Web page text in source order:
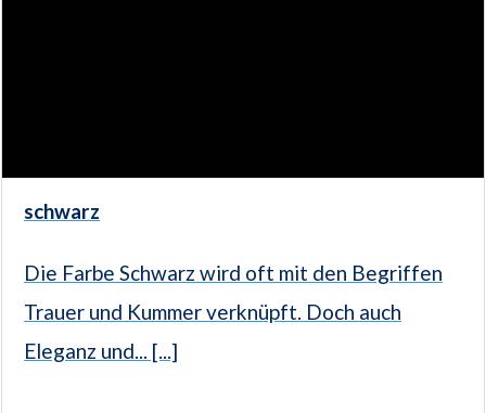
schwarz
Die Farbe Schwarz wird oft mit den Begriffen
Trauer und Kummer verknüpft. Doch auch
Eleganz und... [...]